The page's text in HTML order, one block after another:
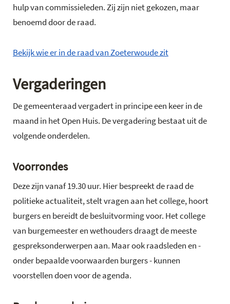
hulp van commissieleden. Zij zijn niet gekozen, maar
benoemd door de raad.
Bekijk wie er in de raad van Zoeterwoude zit
Vergaderingen
De gemeenteraad vergadert in principe een keer in de
maand in het Open Huis. De vergadering bestaat uit de
volgende onderdelen.
Voorrondes
Deze zijn vanaf 19.30 uur. Hier bespreekt de raad de
politieke actualiteit, stelt vragen aan het college, hoort
burgers en bereidt de besluitvorming voor. Het college
van burgemeester en wethouders draagt de meeste
gespreksonderwerpen aan. Maar ook raadsleden en -
onder bepaalde voorwaarden burgers - kunnen
voorstellen doen voor de agenda.